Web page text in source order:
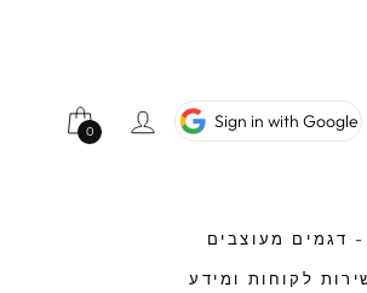
חיפוש
Sign in with Google כניסה
0
0
דגמים מעוצבים
לקוחות ומידע